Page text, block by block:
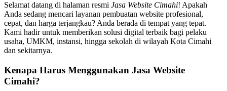
Selamat datang di halaman resmi Jasa Website Cimahi! Apakah
Anda sedang mencari layanan pembuatan website profesional,
cepat, dan harga terjangkau? Anda berada di tempat yang tepat.
Kami hadir untuk memberikan solusi digital terbaik bagi pelaku
usaha, UMKM, instansi, hingga sekolah di wilayah Kota Cimahi
dan sekitarnya.
Kenapa Harus Menggunakan Jasa Website
Cimahi?